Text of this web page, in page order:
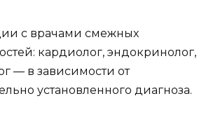
с врачами смежных
кардиолог, эндокринолог,
— в зависимости от
установленного диагноза.